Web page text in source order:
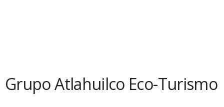
Grupo Atlahuilco Eco-Turismo